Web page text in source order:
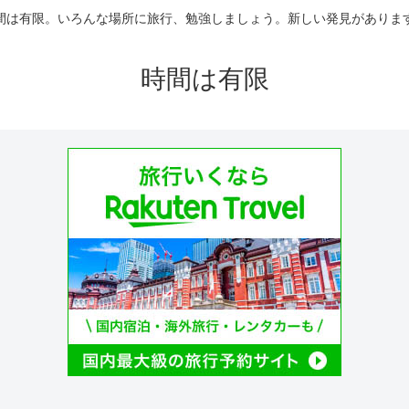
は有限。いろんな場所に旅行、勉強しましょう。新しい発見がありま
時間は有限